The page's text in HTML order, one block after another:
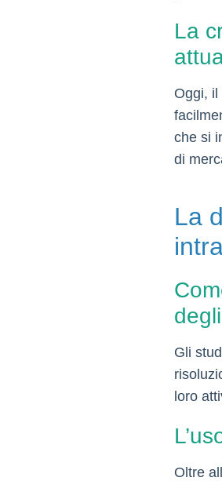
La
Oggi,
che si
di
La
Gli
loro
Oltre